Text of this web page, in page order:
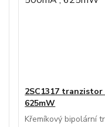
2SC1317 tranzistor
625mW
Křemíkový bipolární